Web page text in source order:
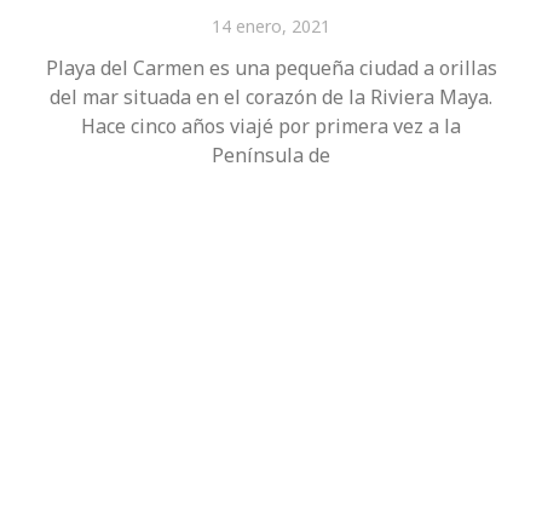
14 enero, 2021
Playa del Carmen es una pequeña ciudad a orillas
del mar situada en el corazón de la Riviera Maya.
Hace cinco años viajé por primera vez a la
Península de